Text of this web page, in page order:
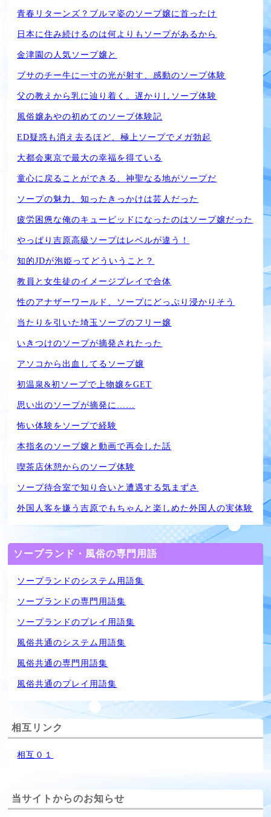
青春リターンズ？ブルマ姿のソープ嬢に首ったけ
日本に住み続けるのは何よりもソープがあるから
金津園の人気ソープ嬢と
ブサのチー牛に一寸の光が射す、感動のソープ体験
父の教えから乳に辿り着く。遅かりしソープ体験
風俗嬢あやの初めてのソープ体験記
ED疑惑も消え去るほど、極上ソープでメガ勃起
大都会東京で最大の幸福を得ている
童心に戻ることができる、神聖なる地がソープだ
ソープの魅力、知ったきっかけは芸人だった
疲労困憊な俺のキューピッドになったのはソープ嬢だった
やっぱり吉原高級ソープはレベルが違う！
知的JDが泡姫ってどういうこと？
教員と女生徒のイメージプレイで合体
性のアナザーワールド、ソープにどっぷり浸かりそう
当たりを引いた埼玉ソープのフリー嬢
いきつけのソープが摘発されたった
アソコから出血してるソープ嬢
初温泉&初ソープで上物嬢をGET
思い出のソープが摘発に……
怖い体験をソープで経験
本指名のソープ嬢と動画で再会した話
喫茶店休憩からのソープ体験
ソープ待合室で知り合いと遭遇する気まずさ
外国人客を嫌う吉原でもちゃんと楽しめた外国人の実体験
ソープランド・風俗の専門用語
ソープランドのシステム用語集
ソープランドの専門用語集
ソープランドのプレイ用語集
風俗共通のシステム用語集
風俗共通の専門用語集
風俗共通のプレイ用語集
相互リンク
相互０１
当サイトからのお知らせ